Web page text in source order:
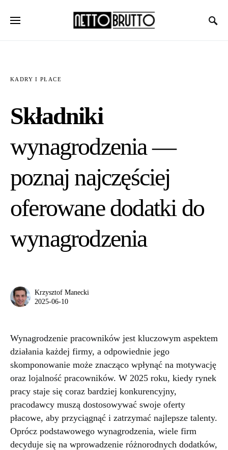
KADRY I PŁACE
Składniki
wynagrodzenia —
poznaj najczęściej
oferowane dodatki do
wynagrodzenia
Krzysztof Manecki
2025-06-10
Wynagrodzenie pracowników jest kluczowym aspektem
działania każdej firmy, a odpowiednie jego
skomponowanie może znacząco wpłynąć na motywację
oraz lojalność pracowników. W 2025 roku, kiedy rynek
pracy staje się coraz bardziej konkurencyjny,
pracodawcy muszą dostosowywać swoje oferty
płacowe, aby przyciągnąć i zatrzymać najlepsze talenty.
Oprócz podstawowego wynagrodzenia, wiele firm
decyduje się na wprowadzenie różnorodnych dodatków,